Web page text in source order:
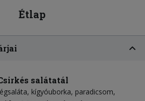
Étlap
salátatál
kígyóuborka paradicsom